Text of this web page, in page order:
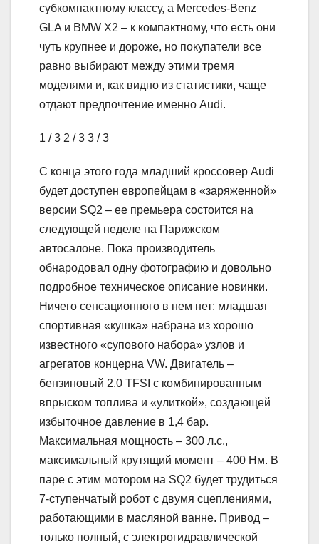
субкомпактному классу, а Mercedes-Benz
GLA и BMW X2 – к компактному, что есть они
чуть крупнее и дороже, но покупатели все
равно выбирают между этими тремя
моделями и, как видно из статистики, чаще
отдают предпочтение именно Audi.
1 / 3 2 / 3 3 / 3
С конца этого года младший кроссовер Audi
будет доступен европейцам в «заряженной»
версии SQ2 – ее премьера состоится на
следующей неделе на Парижском
автосалоне. Пока производитель
обнародовал одну фотографию и довольно
подробное техническое описание новинки.
Ничего сенсационного в нем нет: младшая
спортивная «кушка» набрана из хорошо
известного «супового набора» узлов и
агрегатов концерна VW. Двигатель –
бензиновый 2.0 TFSI с комбинированным
впрыском топлива и «улиткой», создающей
избыточное давление в 1,4 бар.
Максимальная мощность – 300 л.с.,
максимальный крутящий момент – 400 Нм. В
паре с этим мотором на SQ2 будет трудиться
7-ступенчатый робот с двумя сцеплениями,
работающими в масляной ванне. Привод –
только полный, с электрогидравлической